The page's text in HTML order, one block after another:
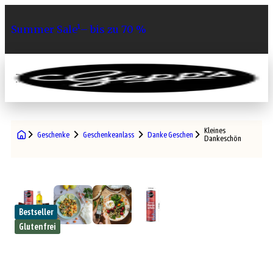
Summer Sale¹– bis zu 70 %
0
Geschenke Geschenkeanlass Danke Geschenke Kleines
Dankeschön
Bestseller
Glutenfrei